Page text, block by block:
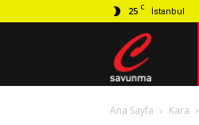
25 C İstanbul
savunma
Ana Sayfa Kara